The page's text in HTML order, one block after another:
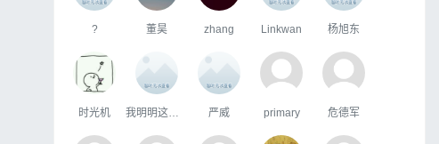
? 董昊 zhang Linkwan 杨旭东
时光机 严威 primary 危德军